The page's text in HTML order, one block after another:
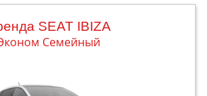
SEAT IBIZA
Семейный